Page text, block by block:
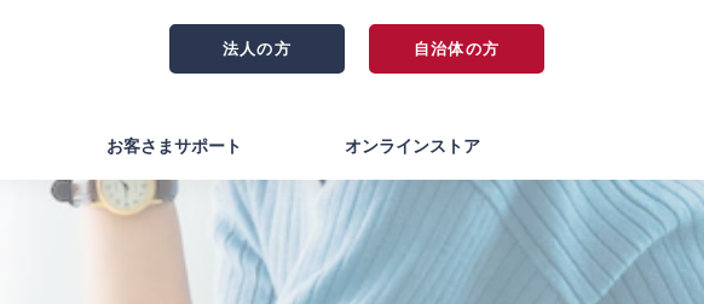
法人の方 自治体の方
お客さまサポート オンラインストア